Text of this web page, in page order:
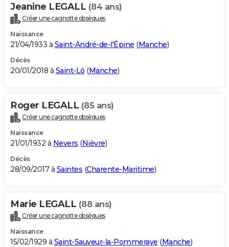
Jeanine LEGALL (84 ans)
Créer une cagnotte obsèques
Naissance
21/04/1933 à Saint-André-de-l'Épine (Manche)
Décès
20/01/2018 à Saint-Lô (Manche)
Roger LEGALL (85 ans)
Créer une cagnotte obsèques
Naissance
21/01/1932 à Nevers (Nièvre)
Décès
28/09/2017 à Saintes (Charente-Maritime)
Marie LEGALL (88 ans)
Créer une cagnotte obsèques
Naissance
15/02/1929 à Saint-Sauveur-la-Pommeraye (Manche)